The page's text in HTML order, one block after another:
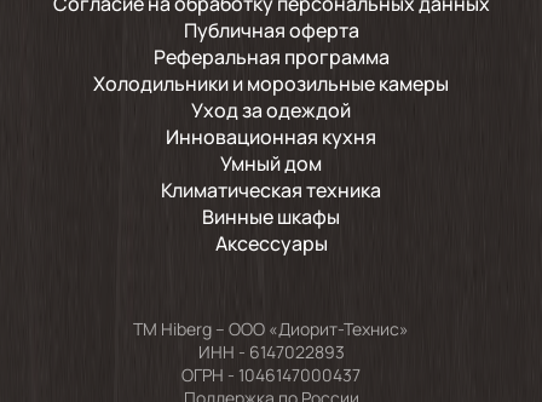
Публичная оферта
Реферальная программа
Холодильники и морозильные камеры
Уход за одеждой
Инновационная кухня
Умный дом
Климатическая техника
Винные шкафы
Аксессуары
TM Hiberg – ООО «Диорит-Технис»
ИНН - 6147022893
ОГРН - 1046147000437